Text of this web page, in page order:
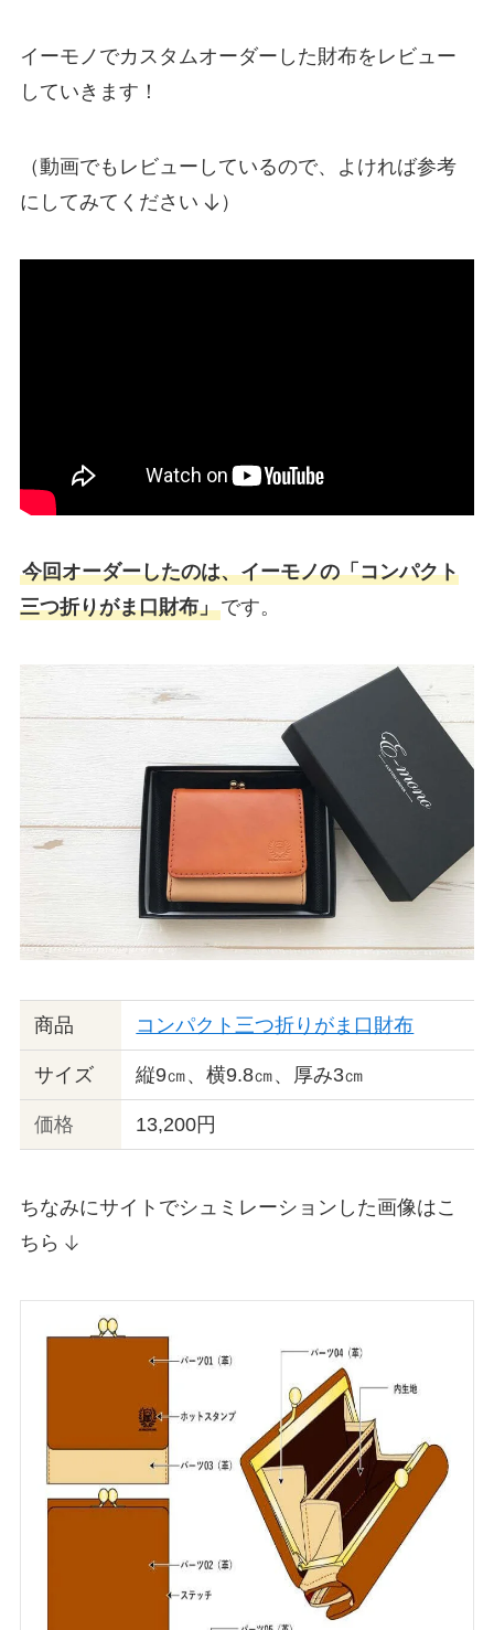
イーモノでカスタムオーダーした財布をレビュー
していきます！
（動画でもレビューしているので、よければ参考
にしてみてください ）
今回オーダーしたのは、イーモノの「コンパクト
三つ折りがま口財布」です。
商品 コンパクト三つ折りがま口財布
サイズ 縦9㎝、横9.8㎝、厚み3㎝
価格 13,200円
ちなみにサイトでシュミレーションした画像はこ
ちら